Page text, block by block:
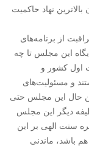
نهاد حاکمیت
از برنامه‌های
این مجلس تا چه
اول کشور و
و مسئولیت‌های
حال این مجلس حتی
دیگر این مجلس
سنت الهی بر این
باشد، ماندنی